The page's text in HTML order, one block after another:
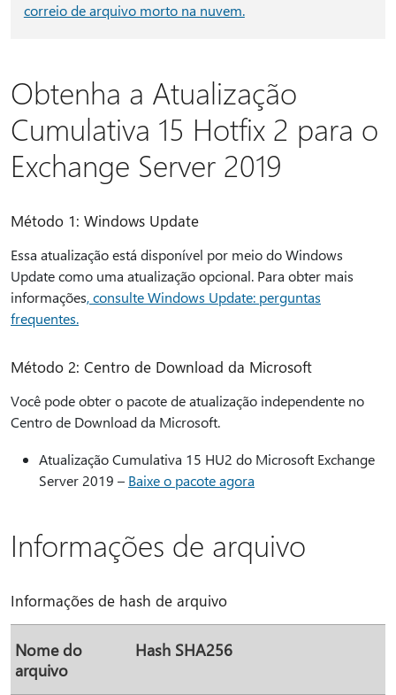
correio de arquivo morto na nuvem.
Obtenha a Atualização
Cumulativa 15 Hotfix 2 para o
Exchange Server 2019
Método 1: Windows Update
Essa atualização está disponível por meio do Windows
Update como uma atualização opcional. Para obter mais
informações, consulte Windows Update: perguntas
frequentes.
Método 2: Centro de Download da Microsoft
Você pode obter o pacote de atualização independente no
Centro de Download da Microsoft.
Atualização Cumulativa 15 HU2 do Microsoft Exchange
Server 2019 – Baixe o pacote agora
Informações de arquivo
Informações de hash de arquivo
Nome do
arquivo
Hash SHA256